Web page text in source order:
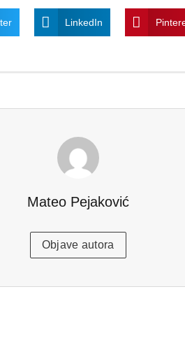
LinkedIn
Mateo Pejaković
Objave autora